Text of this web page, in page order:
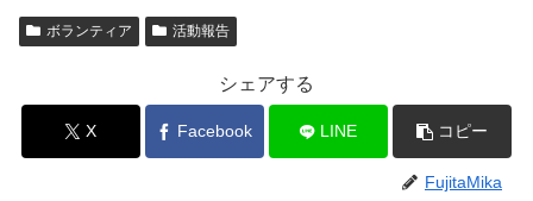
ボランティア 活動報告
シェアする
X Facebook LINE コピー
FujitaMika